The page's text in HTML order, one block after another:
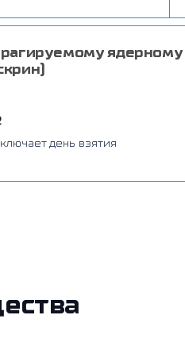
ядерному
день взятия